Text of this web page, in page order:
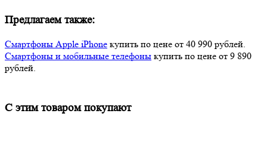
Предлагаем также:
Смартфоны Apple iPhone купить по цене от 40 990 рублей.
Смартфоны и мобильные телефоны купить по цене от 9 890
рублей.
С этим товаром покупают